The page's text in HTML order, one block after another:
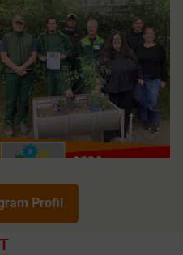
Profil